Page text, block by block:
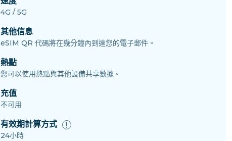
4G / 5G
其他信息
eSIM QR 代碼將在幾分鐘內到達您的電子郵件。
熱點
您可以使用熱點與其他設備共享數據。
充值
不可用
有效期計算方式
24小時